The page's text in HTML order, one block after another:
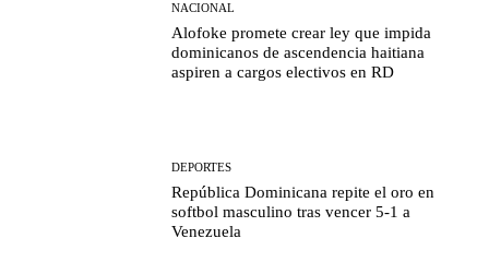
NACIONAL
Alofoke promete crear ley que impida
dominicanos de ascendencia haitiana
aspiren a cargos electivos en RD
DEPORTES
República Dominicana repite el oro en
softbol masculino tras vencer 5-1 a
Venezuela